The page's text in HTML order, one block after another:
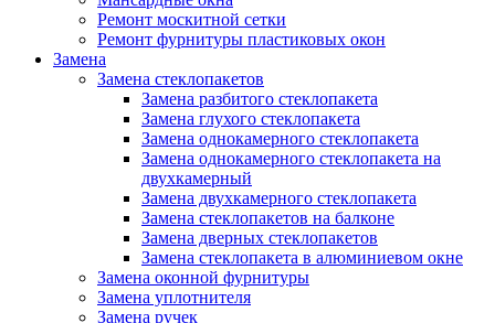
Ремонт москитной сетки
Ремонт фурнитуры пластиковых окон
Замена
Замена стеклопакетов
Замена разбитого стеклопакета
Замена глухого стеклопакета
Замена однокамерного стеклопакета
Замена однокамерного стеклопакета на
двухкамерный
Замена двухкамерного стеклопакета
Замена стеклопакетов на балконе
Замена дверных стеклопакетов
Замена стеклопакета в алюминиевом окне
Замена оконной фурнитуры
Замена уплотнителя
Замена ручек